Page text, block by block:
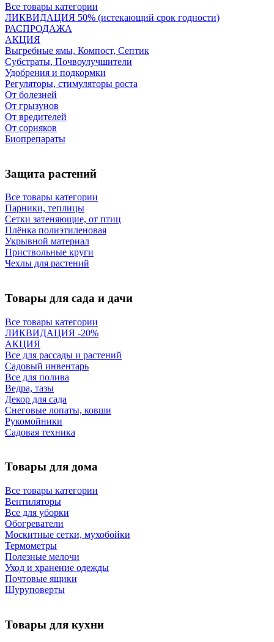
Все товары категории
ЛИКВИДАЦИЯ 50% (истекающий срок годности)
РАСПРОДАЖА
АКЦИЯ
Выгребные ямы, Компост, Септик
Субстраты, Почвоулучшители
Удобрения и подкормки
Регуляторы, стимуляторы роста
От болезней
От грызунов
От вредителей
От сорняков
Биопрепараты
Защита растений
Все товары категории
Парники, теплицы
Сетки затеняющие, от птиц
Плёнка полиэтиленовая
Укрывной материал
Приствольные круги
Чехлы для растений
Товары для сада и дачи
Все товары категории
ЛИКВИДАЦИЯ -20%
АКЦИЯ
Все для рассады и растений
Садовый инвентарь
Все для полива
Ведра, тазы
Декор для сада
Снеговые лопаты, ковши
Рукомойники
Садовая техника
Товары для дома
Все товары категории
Вентиляторы
Все для уборки
Обогреватели
Москитные сетки, мухобойки
Термометры
Полезные мелочи
Уход и хранение одежды
Почтовые ящики
Шуруповерты
Товары для кухни